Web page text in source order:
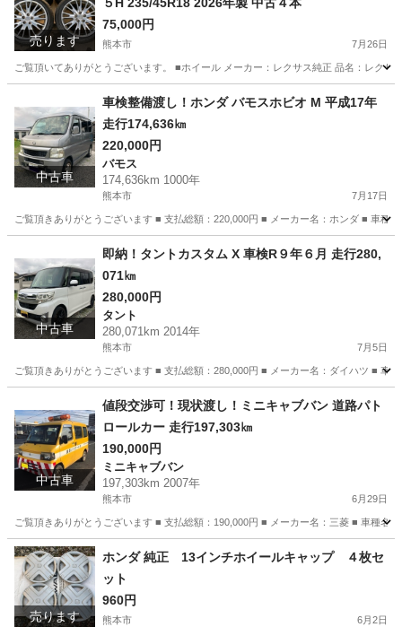
売ります
75,000円
熊本市 7月26日
ご覧頂いてありがとうございます。 ■ホイール メーカー：レクサス純正 品名：レク
タイヤ、ホイール
中古車
車検整備渡し！ホンダ バモスホビオ M 平成17年
走行174,636㎞
220,000円
バモス
174,636km 1000年
熊本市 7月17日
ご覧頂きありがとうございます ■ 支払総額：220,000円 ■ メーカー名：ホンダ ■ 車
バモス バモスホビオ
中古車
即納！タントカスタム X 車検R９年６月 走行280,
071㎞
280,000円
タント
280,071km 2014年
熊本市 7月5日
ご覧頂きありがとうございます ■ 支払総額：280,000円 ■ メーカー名：ダイハツ ■ 車
タント 走行距離
中古車
値段交渉可！現状渡し！ミニキャブバン 道路パト
ロールカー 走行197,303㎞
190,000円
ミニキャブバン
197,303km 2007年
熊本市 6月29日
ご覧頂きありがとうございます ■ 支払総額：190,000円 ■ メーカー名：三菱 ■ 車種名
熊本 熊本市 ミニキャブバン パトロールカー
売ります
ホンダ 純正 13インチホイールキャップ ４枚セ
ット
960円
熊本市 6月2日